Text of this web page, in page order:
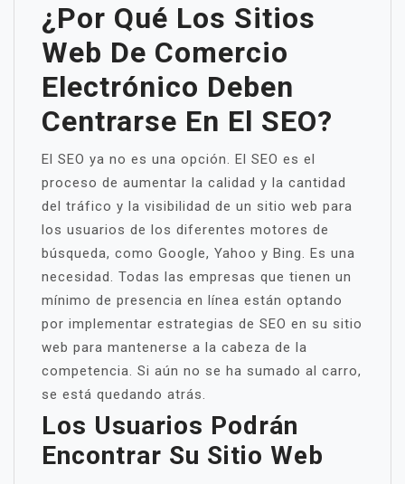
¿Por Qué Los Sitios
Web De Comercio
Electrónico Deben
Centrarse En El SEO?
El SEO ya no es una opción. El SEO es el
proceso de aumentar la calidad y la cantidad
del tráfico y la visibilidad de un sitio web para
los usuarios de los diferentes motores de
búsqueda, como Google, Yahoo y Bing. Es una
necesidad. Todas las empresas que tienen un
mínimo de presencia en línea están optando
por implementar estrategias de SEO en su sitio
web para mantenerse a la cabeza de la
competencia. Si aún no se ha sumado al carro,
se está quedando atrás.
Los Usuarios Podrán
Encontrar Su Sitio Web